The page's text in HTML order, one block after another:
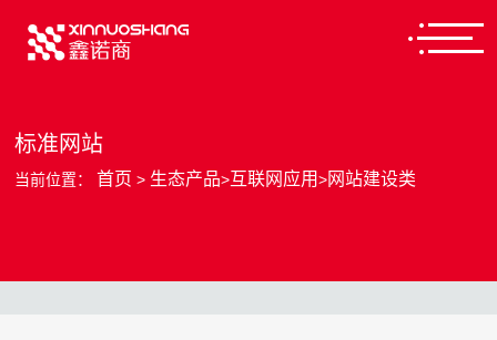
标准网站
当前位置：首页 > 生态产品>互联网应用>网站建设类